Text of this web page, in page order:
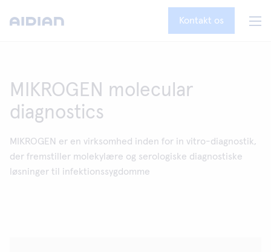
Kontakt os
MIKROGEN molecular
diagnostics
MIKROGEN er en virksomhed inden for in vitro-diagnostik,
der fremstiller molekylære og serologiske diagnostiske
løsninger til infektionssygdomme